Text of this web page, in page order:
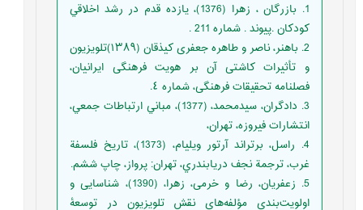
1. بازرگان ، زهرا (1376)، يازده قدم در رشد اخلاقي
کودکان .پيوند . شماره 211 .
2. باهنر، ناصر و طاهره جعفری کیذقان (١٣٨٩)تلویزیون
و تأثیرات کاشتی آن بر هویت فرهنگی ایرانیان،
فصلنامه تحقیقات فرهنگی، شماره ٤.
3. دادگران، سيدمحمد، (1377)، مباني ارتباطات جمعي،
انتشارات فيروزه، تهران،
4. راسل، برتراند آرتور ویلیام، (1373)، تاريخ فلسفة‌
غرب، ترجمة نجف دريابندري، تهران: پرواز،‌ چاپ ششم.
5. زعفریان، رضا و خرمی، زهرا، (1390)، شناسایی و
اولویت‌بندی مؤلفه‌های نقش تلویزیون در توسعۀ